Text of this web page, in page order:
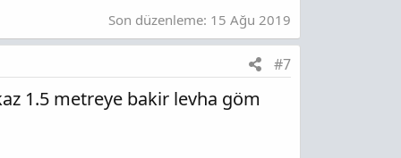
Son düzenleme: 15 Ağu 2019
#7
1.5 metreye bakir levha göm